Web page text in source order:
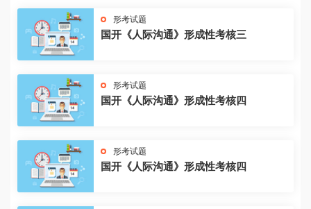
形考试题
国开《人际沟通》形成性考核三
形考试题
国开《人际沟通》形成性考核四
形考试题
国开《人际沟通》形成性考核四